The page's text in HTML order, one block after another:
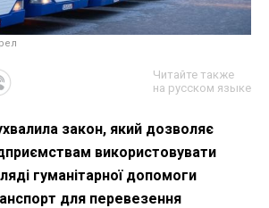
Читайте также
на русском языке
закон, який дозволяє
використовувати
гуманітарної допомоги
для перевезення